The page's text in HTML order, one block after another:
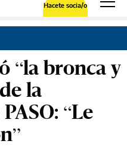
Hacete socia/o
“la bronca y
la
“Le